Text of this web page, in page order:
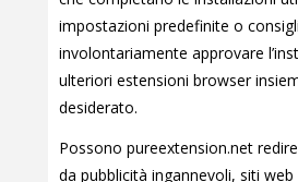
impostazioni predefinite o
involontariamente approvare
ulteriori estensioni browser
desiderato.
Possono pureextension.net
da pubblicità ingannevoli, siti